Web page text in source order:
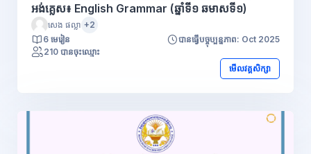
អង់គ្លេស៖ English Grammar (ឆ្នាំទី១ ឆមាសទី១)
សេង ផល្លា +2
6 មេរៀន
បានធ្វើបច្ចុប្បន្នភាព: Oct 2025
210 បានចុះឈ្មោះ
មើលវគ្គសិក្សា